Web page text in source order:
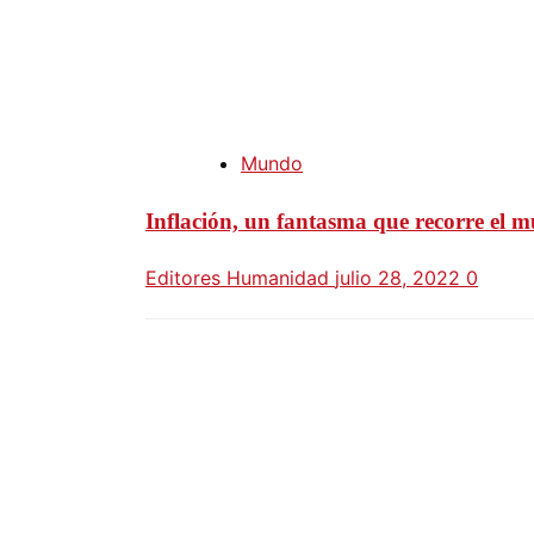
Mundo
Inflación, un fantasma que recorre el
Editores Humanidad julio 28, 2022 0